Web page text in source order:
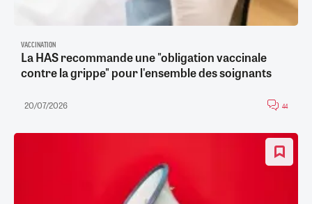
VACCINATION
La HAS recommande une "obligation vaccinale
contre la grippe" pour l'ensemble des soignants
20/07/2026 44